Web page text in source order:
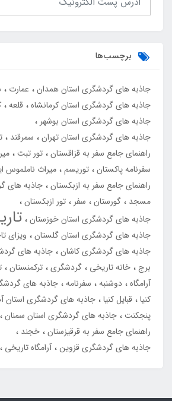
برچسب‌ها
جاذبه های گردشگری استان همدان عمارت
جاذبه های گردشگری استان کرمانشاه قلعه
جاذبه های گردشگری استان بوشهر
جاذبه های گردشگری استان تهران
سمرقند
راهنمای جامع سفر به قزاقستان تور تبت
سفرنامه پاکستان توریسم میراث ناملموس
راهنمای جامع سفر به ازبکستان جاذبه های
مسجد
گورستان سفر
تور ازبکستان
جاذبه های گردشگری استان خوزستان
جاذبه های گردشگری استان گلستان
ویزای
جاذبه های گردشگری کاشان جاذبه های
برج خانه تاریخی گردشگری ترکمنستان
آرامگاه دوشنبه سفرنامه جاذبه های
کنیا قبایل کنیا جاذبه های گردشگری استان
پنجکنت جاذبه های گردشگری استان سمنان
راهنمای جامع سفر به قرقیزستان خجند
جاذبه های گردشگری قزوین آرامگاه تاریخی